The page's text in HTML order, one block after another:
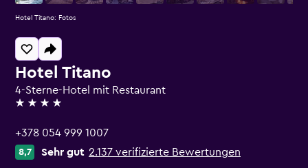
Hotel Titano
4-Sterne-Hotel mit Restaurant
4 Sterne
+378 054 999 1007
8,7 Sehr gut 2.137 verifizierte Bewertungen
Hotel Titano: Fotos